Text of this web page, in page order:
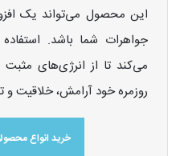
این محصول می‌تواند یک
جواهرات شما باشد.
می‌کند تا از انرژی‌های
روزمره خود آرامش، خلاقیت و
خرید انواع